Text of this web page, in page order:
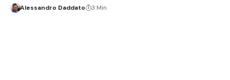
Alessandro Daddato 3 Min